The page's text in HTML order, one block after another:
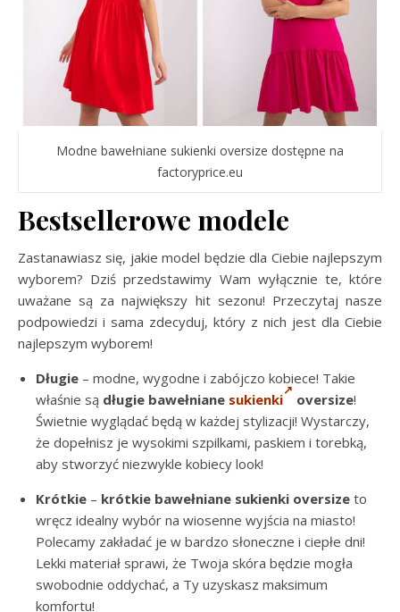
Modne bawełniane sukienki oversize dostępne na
factoryprice.eu
Bestsellerowe modele
Zastanawiasz się, jakie model będzie dla Ciebie najlepszym
wyborem? Dziś przedstawimy Wam wyłącznie te, które
uważane są za największy hit sezonu! Przeczytaj nasze
podpowiedzi i sama zdecyduj, który z nich jest dla Ciebie
najlepszym wyborem!
Długie – modne, wygodne i zabójczo kobiece! Takie
właśnie są długie bawełniane sukienki oversize!
Świetnie wyglądać będą w każdej stylizacji! Wystarczy,
że dopełnisz je wysokimi szpilkami, paskiem i torebką,
aby stworzyć niezwykle kobiecy look!
Krótkie – krótkie bawełniane sukienki oversize to
wręcz idealny wybór na wiosenne wyjścia na miasto!
Polecamy zakładać je w bardzo słoneczne i ciepłe dni!
Lekki materiał sprawi, że Twoja skóra będzie mogła
swobodnie oddychać, a Ty uzyskasz maksimum
komfortu!